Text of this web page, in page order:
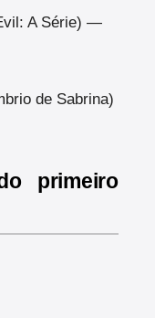
A Série) —
de Sabrina)
primeiro